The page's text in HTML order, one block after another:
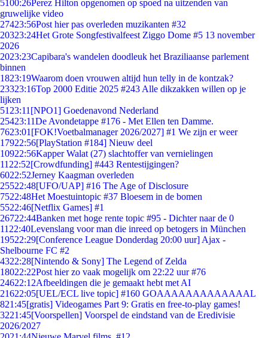
5100:26Perez Hilton opgenomen op spoed na uitzenden van
gruwelijke video
27423:56Post hier pas overleden muzikanten #32
20323:24Het Grote Songfestivalfeest Ziggo Dome #5 13 november
2026
2023:23Capibara's wandelen doodleuk het Braziliaanse parlement
binnen
1823:19Waarom doen vrouwen altijd hun telly in de kontzak?
23323:16Top 2000 Editie 2025 #243 Alle dikzakken willen op je
lijken
51 23:11 [NPO1] Goedenavond Nederland
25423:11De Avondetappe #176 - Met Ellen ten Damme.
7623:01 [FOK!Voetbalmanager 2026/2027] #1 We zijn er weer
17922:56[PlayStation #184] Nieuw deel
10922:56Kapper Walat (27) slachtoffer van vernielingen
11 22:52[Crowdfunding] #443 Rentestijgingen?
6022:52Jerney Kaagman overleden
25522:48[UFO/UAP] #16 The Age of Disclosure
7522:48Het Moestuintopic #37 Bloesem in de bomen
5522:46[Netflix Games] #1
26722:44Banken met hoge rente topic #95 - Dichter naar de 0
11 22:40Levenslang voor man die inreed op betogers in München
19522:29[Conference League Donderdag 20:00 uur] Ajax -
Shelbourne FC #2
4322:28[Nintendo & Sony] The Legend of Zelda
18022:22Post hier zo vaak mogelijk om 22:22 uur #76
24622:12Afbeeldingen die je gemaakt hebt met AI
21622:05[UEL/ECL live topic] #160 GOAAAAAAAAAAAAAL
821:45[gratis] Videogames Part 9: Gratis en free-to-play games!
3221:45[Voorspellen] Voorspel de eindstand van de Eredivisie
2026/2027